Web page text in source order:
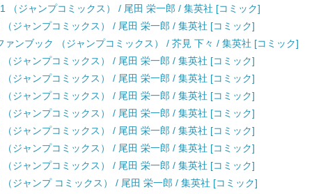
（ジャンプコミックス） / 尾田 栄一郎 / 集英社 [コミック]
（ジャンプコミックス） / 尾田 栄一郎 / 集英社 [コミック]
ァンブック （ジャンプコミックス） / 芥見 下々 / 集英社 [コミック]
（ジャンプコミックス） / 尾田 栄一郎 / 集英社 [コミック]
（ジャンプコミックス） / 尾田 栄一郎 / 集英社 [コミック]
（ジャンプコミックス） / 尾田 栄一郎 / 集英社 [コミック]
（ジャンプコミックス） / 尾田 栄一郎 / 集英社 [コミック]
（ジャンプコミックス） / 尾田 栄一郎 / 集英社 [コミック]
（ジャンプコミックス） / 尾田 栄一郎 / 集英社 [コミック]
（ジャンプコミックス） / 尾田 栄一郎 / 集英社 [コミック]
（ジャンプ コミックス） / 尾田 栄一郎 / 集英社 [コミック]